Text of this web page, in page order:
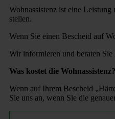
Wohnassistenz ist eine
stellen.
Wenn Sie einen Bescheid auf
Wir informieren und beraten
Was kostet die Wohnassistenz?
Wenn auf Ihrem Bescheid
Sie uns an, wenn Sie die